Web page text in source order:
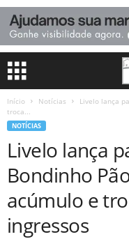
Início Notícias
Livelo lança
troca...
NOTÍCIAS
Livelo lança
Bondinho
acúmulo e
ingressos